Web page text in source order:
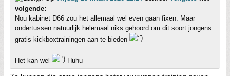
volgende:
Nou kabinet D66 zou het allemaal wel even gaan fixen. Maar
ondertussen natuurlijk helemaal niks gehoord om dit soort jongens
gratis kickboxtrainingen aan te bieden
Het kan wel Huhu